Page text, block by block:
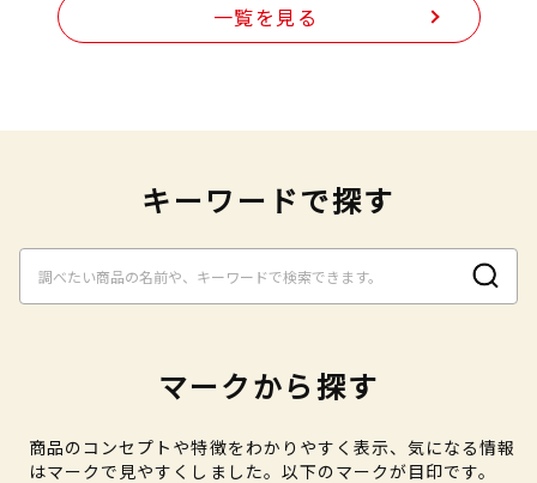
一覧を見る
キーワードで探す
マークから探す
商品のコンセプトや特徴をわかりやすく表示、気になる情報
はマークで見やすくしました。以下のマークが目印です。